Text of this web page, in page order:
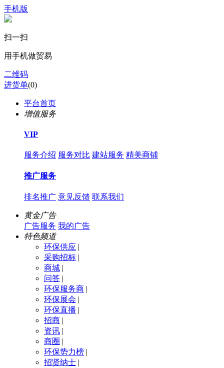
手机版
扫一扫
用手机做贸易
二维码
进货单(0)
平台首页
增值服务
VIP
服务介绍 服务对比 建站服务 精美商铺
推广服务
排名推广 意见反馈 联系我们
黄金广告
广告服务 我的广告
特色频道
环保供应 |
采购招标 |
商城 |
问答 |
环保服务商 |
环保展会 |
环保直播 |
招商 |
资讯 |
商圈 |
环保势力榜 |
招贤纳士 |